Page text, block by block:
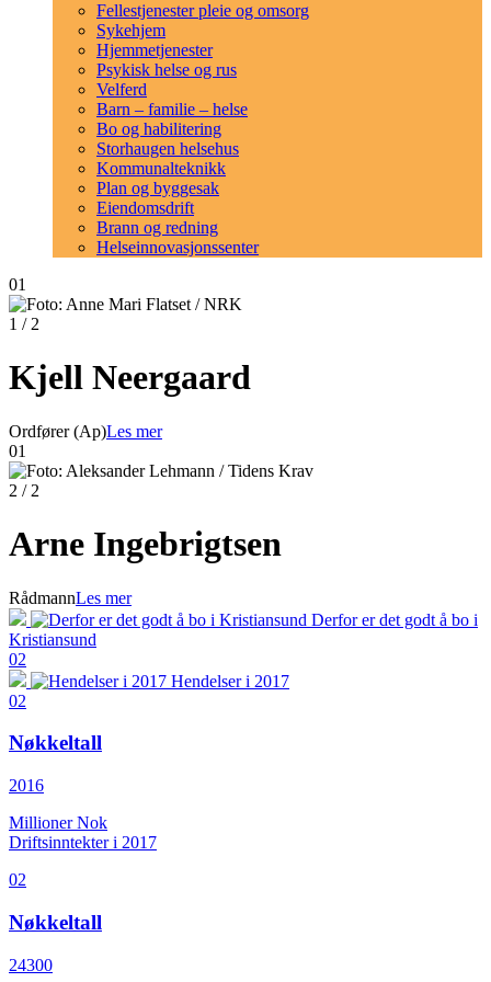
Fellestjenester pleie og omsorg
Sykehjem
Hjemmetjenester
Psykisk helse og rus
Velferd
Barn – familie – helse
Bo og habilitering
Storhaugen helsehus
Kommunalteknikk
Plan og byggesak
Eiendomsdrift
Brann og redning
Helseinnovasjonssenter
01
1 / 2
Kjell Neergaard
Ordfører (Ap)Les mer
01
2 / 2
Arne Ingebrigtsen
RådmannLes mer
Derfor er det godt å bo i
Kristiansund
02
Hendelser i 2017
02
Nøkkeltall
2016
Millioner Nok
Driftsinntekter i 2017
02
Nøkkeltall
24300